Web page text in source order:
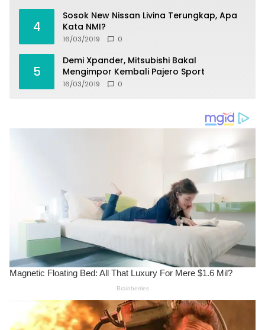
4
Sosok New Nissan Livina Terungkap, Apa
Kata NMI?
16/03/2019 0
5
Demi Xpander, Mitsubishi Bakal
Mengimpor Kembali Pajero Sport
16/03/2019 0